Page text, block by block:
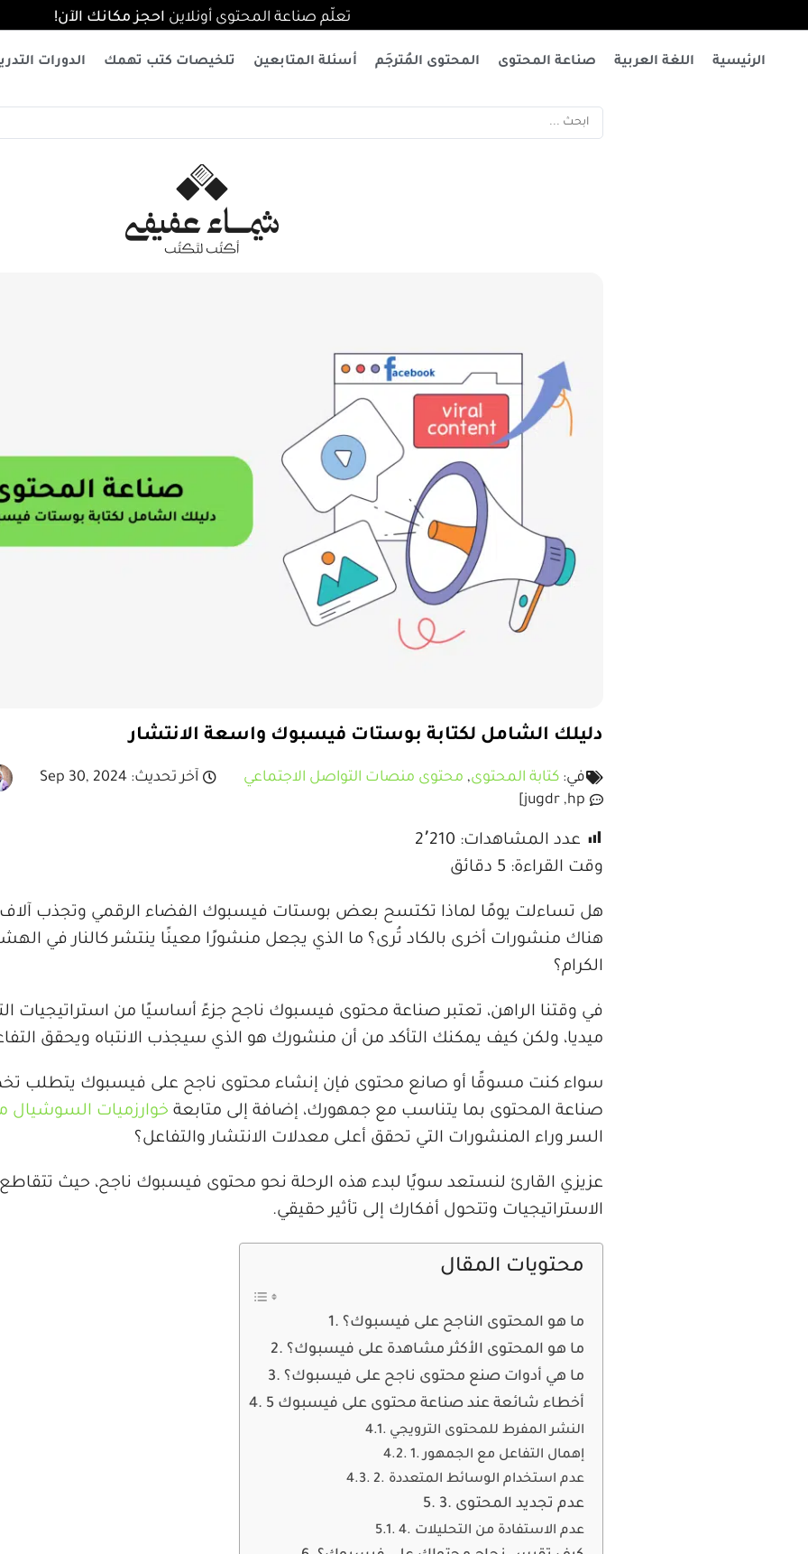
تعلّم صناعة المحتوى أونلاين احجز مكانك الآن!
الرئيسية اللغة العربية صناعة المحتوى المحتوى المُترجَم أسئلة المتابعين تلخيصات كتب تهمك الدورات
دليلك الشامل لكتابة بوستات فيسبوك واسعة الانتشار
في: كتابة المحتوى, محتوى منصات التواصل الاجتماعي آخر تحديث: Sep 30, 2024
jugdr ,hp]
عدد المشاهدات: 2٬210
وقت القراءة: 5 دقائق
هل تساءلت يومًا لماذا تكتسح بعض بوستات فيسبوك الفضاء الرقمي وتجذب آلاف
هناك منشورات أخرى بالكاد تُرى؟ ما الذي يجعل منشورًا معينًا ينتشر كالنار في
الكرام؟
في وقتنا الراهن، تعتبر صناعة محتوى فيسبوك ناجح جزءً أساسيًا من استراتيجيات
ميديا، ولكن كيف يمكنك التأكد من أن منشورك هو الذي سيجذب الانتباه ويحقق
سواء كنت مسوقًا أو صانع محتوى فإن إنشاء محتوى ناجح على فيسبوك يتطلب
صناعة المحتوى بما يتناسب مع جمهورك، إضافة إلى متابعة خوارزميات السوشيال
السر وراء المنشورات التي تحقق أعلى معدلات الانتشار والتفاعل؟
عزيزي القارئ لنستعد سويًا لبدء هذه الرحلة نحو محتوى فيسبوك ناجح، حيث
الاستراتيجيات وتتحول أفكارك إلى تأثير حقيقي.
محتويات المقال
ما هو المحتوى الناجح على فيسبوك؟
ما هو المحتوى الأكثر مشاهدة على فيسبوك؟
ما هي أدوات صنع محتوى ناجح على فيسبوك؟
5 أخطاء شائعة عند صناعة محتوى على فيسبوك
النشر المفرط للمحتوى الترويجي
1. إهمال التفاعل مع الجمهور
2. عدم استخدام الوسائط المتعددة
3. عدم تجديد المحتوى
4. عدم الاستفادة من التحليلات